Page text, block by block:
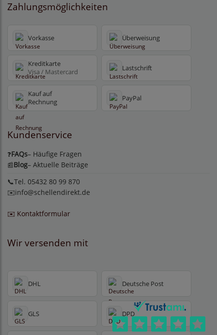
Zahlungsmöglichkeiten
Vorkasse Überweisung
Kreditkarte
Visa / Mastercard Lastschrift
Kauf auf
Rechnung
PayPal
Kundenservice
❓FAQs– Häufige Fragen
📰Blog– Aktuelle Beiträge
📞Tel. 05432 80 99 870
✉️info@schellendirekt.de
✉️ Kontaktformular
Wir versenden mit
DHL Deutsche Post
GLS DPD